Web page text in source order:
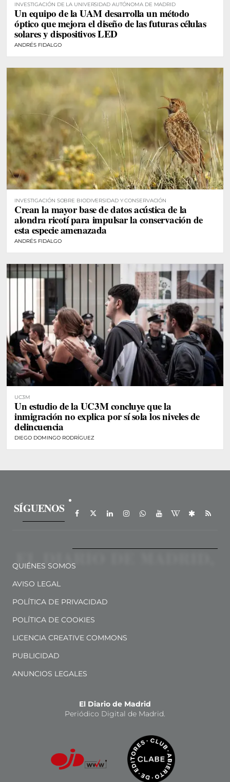
INVESTIGACIÓN DE LA UNIVERSIDAD AUTÓNOMA DE MADRID
Un equipo de la UAM desarrolla un método
óptico que mejora el diseño de las futuras células
solares y dispositivos LED
ANDRÉS FIDALGO
INVESTIGACIÓN SOBRE BIODIVERSIDAD Y CONSERVACIÓN
Crean la mayor base de datos acústica de la
alondra ricotí para impulsar la conservación de
esta especie amenazada
ANDRÉS FIDALGO
UC3M
Un estudio de la UC3M concluye que la
inmigración no explica por sí sola los niveles de
delincuencia
DIEGO DOMINGO RODRÍGUEZ
SÍGUENOS
QUIÉNES SOMOS
AVISO LEGAL
POLÍTICA DE PRIVACIDAD
POLÍTICA DE COOKIES
LICENCIA CREATIVE COMMONS
PUBLICIDAD
ANUNCIOS LEGALES
El Diario de Madrid
Periódico Digital de Madrid.